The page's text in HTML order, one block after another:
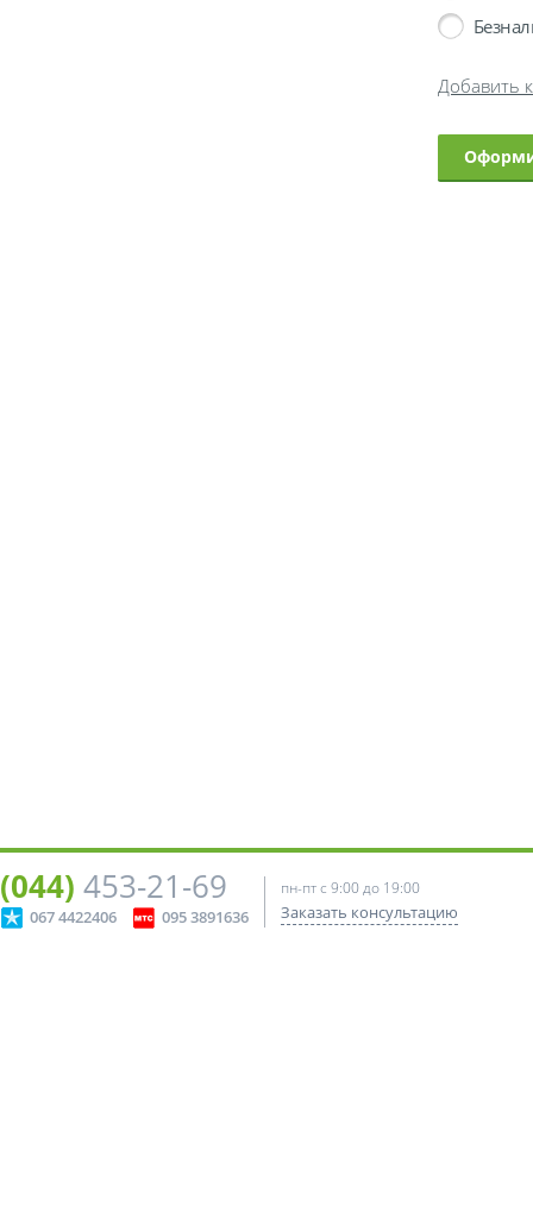
Добавить
(044) 453-21-69
067 4422406 095 3891636
пн-пт с 9:00 до 19:00
Заказать консультацию